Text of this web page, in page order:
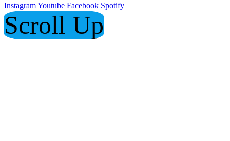
InstagramYoutube Facebook Spotify
Scroll Up